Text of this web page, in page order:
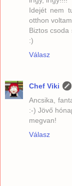
Idejét nem
otthon
Biztos
:)
Válasz
Chef Viki
Ancsika,
:-) Jövő
megvan!
Válasz